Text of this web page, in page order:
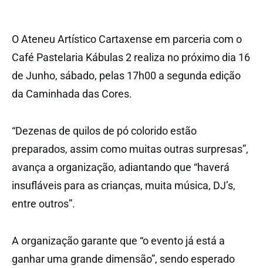
O Ateneu Artístico Cartaxense em parceria com o
Café Pastelaria Kábulas 2 realiza no próximo dia 16
de Junho, sábado, pelas 17h00 a segunda edição
da Caminhada das Cores.
“Dezenas de quilos de pó colorido estão
preparados, assim como muitas outras surpresas”,
avança a organização, adiantando que “haverá
insufláveis para as crianças, muita música, DJ’s,
entre outros”.
A organização garante que “o evento já está a
ganhar uma grande dimensão”, sendo esperado